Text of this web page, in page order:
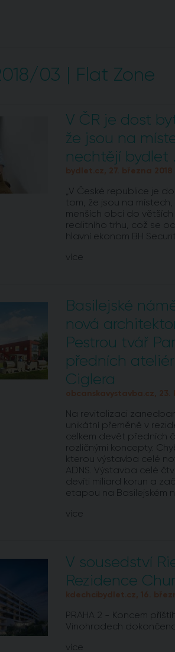
03 | Flat Zone
V ČR je dost
že jsou na
nechtějí bydlet
bydlet.cz, 27. března 2018
„V České republice je
tom, že jsou na
menších obcí do
realitního trhu, což se
hlavní ekonom BH
více
Basilejské
nová
Pestrou tvář
předních
Ciglera
obcanskavystavba.cz, 23.
Na revitalizaci
unikátní přeměně v
celkem devět předních
rozličnými koncepty.
kterou výstavba celé
ADNS. Výstavba celé
devíti miliard korun a
etapou na Basilejském
více
V sousedství
Rezidence
kdechcibydlet.cz, 16.
PRAHA 2 - Koncem
Vinohradech
více